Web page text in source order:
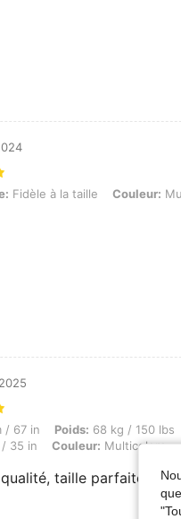
à la taille, Couleur:
Fidèle à la taille Couleur:
in, Poids: 68 kg / 150 lbs,
/ 67 in Poids: 68 kg / 150 lbs
35 in Couleur: Multicolore
taille parfaite